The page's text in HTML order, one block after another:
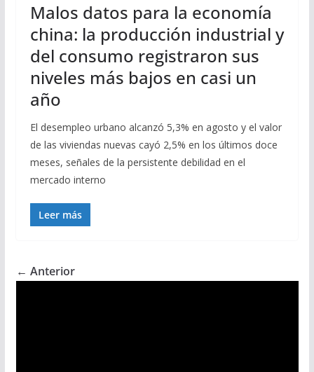
Malos datos para la economía
china: la producción industrial y
del consumo registraron sus
niveles más bajos en casi un
año
El desempleo urbano alcanzó 5,3% en agosto y el valor
de las viviendas nuevas cayó 2,5% en los últimos doce
meses, señales de la persistente debilidad en el
mercado interno
Leer más
← Anterior